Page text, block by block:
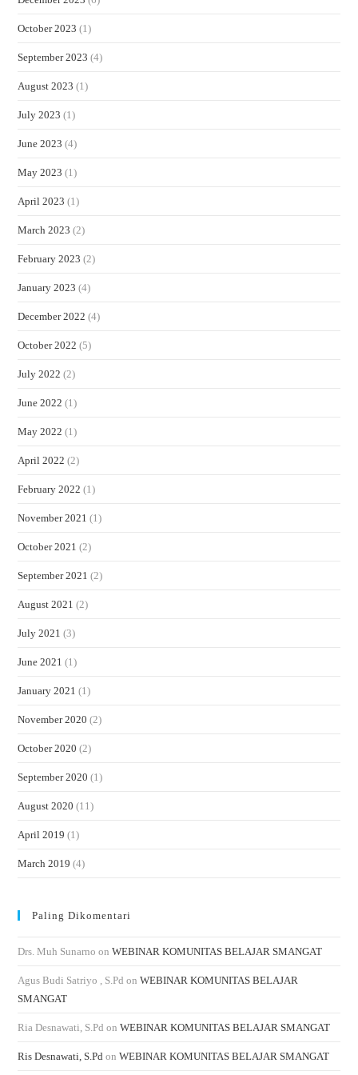
October 2023 (1)
September 2023 (4)
August 2023 (1)
July 2023 (1)
June 2023 (4)
May 2023 (1)
April 2023 (1)
March 2023 (2)
February 2023 (2)
January 2023 (4)
December 2022 (4)
October 2022 (5)
July 2022 (2)
June 2022 (1)
May 2022 (1)
April 2022 (2)
February 2022 (1)
November 2021 (1)
October 2021 (2)
September 2021 (2)
August 2021 (2)
July 2021 (3)
June 2021 (1)
January 2021 (1)
November 2020 (2)
October 2020 (2)
September 2020 (1)
August 2020 (11)
April 2019 (1)
March 2019 (4)
Paling Dikomentari
Drs. Muh Sunarno onWEBINAR KOMUNITAS BELAJAR SMANGAT
Agus Budi Satriyo , S.Pd onWEBINAR KOMUNITAS BELAJAR
SMANGAT
Ria Desnawati, S.Pd onWEBINAR KOMUNITAS BELAJAR SMANGAT
Ris Desnawati, S.Pd onWEBINAR KOMUNITAS BELAJAR SMANGAT